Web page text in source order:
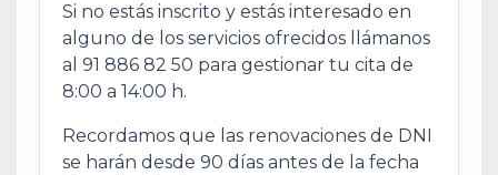
Si no estás inscrito y estás interesado en
alguno de los servicios ofrecidos llámanos
al 91 886 82 50 para gestionar tu cita de
8:00 a 14:00 h.
Recordamos que las renovaciones de DNI
se harán desde 90 días antes de la fecha